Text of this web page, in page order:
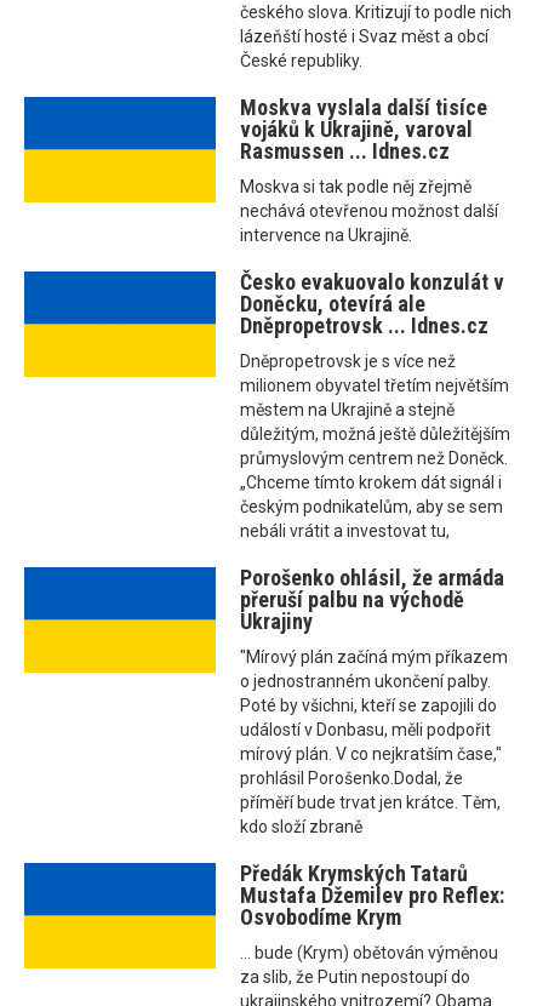
českého slova. Kritizují to podle nich
lázeňští hosté i Svaz měst a obcí
České republiky.
Moskva vyslala další tisíce
vojáků k Ukrajině, varoval
Rasmussen ... Idnes.cz
Moskva si tak podle něj zřejmě
nechává otevřenou možnost další
intervence na Ukrajině.
Česko evakuovalo konzulát v
Doněcku, otevírá ale
Dněpropetrovsk ... Idnes.cz
Dněpropetrovsk je s více než
milionem obyvatel třetím největším
městem na Ukrajině a stejně
důležitým, možná ještě důležitějším
průmyslovým centrem než Doněck.
„Chceme tímto krokem dát signál i
českým podnikatelům, aby se sem
nebáli vrátit a investovat tu,
Porošenko ohlásil, že armáda
přeruší palbu na východě
Ukrajiny
"Mírový plán začíná mým příkazem
o jednostranném ukončení palby.
Poté by všichni, kteří se zapojili do
událostí v Donbasu, měli podpořit
mírový plán. V co nejkratším čase,"
prohlásil Porošenko.Dodal, že
příměří bude trvat jen krátce. Těm,
kdo složí zbraně
Předák Krymských Tatarů
Mustafa Džemilev pro Reflex:
Osvobodíme Krym
... bude (Krym) obětován výměnou
za slib, že Putin nepostoupí do
ukrajinského vnitrozemí? Obama